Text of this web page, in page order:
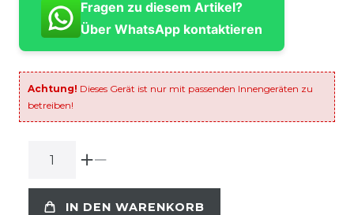
Fragen zu diesem Artikel?
Über WhatsApp kontaktieren
Achtung! Dieses Gerät ist nur mit passenden Innengeräten zu
betreiben!
IN DEN WARENKORB